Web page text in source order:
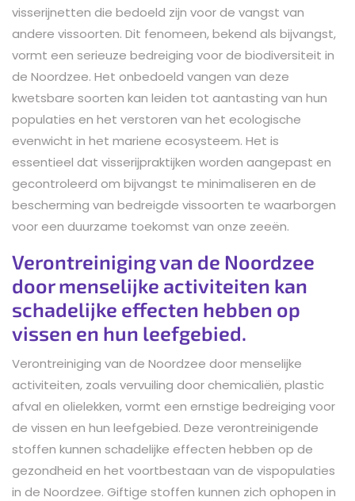
visserijnetten die bedoeld zijn voor de vangst van
andere vissoorten. Dit fenomeen, bekend als bijvangst,
vormt een serieuze bedreiging voor de biodiversiteit in
de Noordzee. Het onbedoeld vangen van deze
kwetsbare soorten kan leiden tot aantasting van hun
populaties en het verstoren van het ecologische
evenwicht in het mariene ecosysteem. Het is
essentieel dat visserijpraktijken worden aangepast en
gecontroleerd om bijvangst te minimaliseren en de
bescherming van bedreigde vissoorten te waarborgen
voor een duurzame toekomst van onze zeeën.
Verontreiniging van de Noordzee
door menselijke activiteiten kan
schadelijke effecten hebben op
vissen en hun leefgebied.
Verontreiniging van de Noordzee door menselijke
activiteiten, zoals vervuiling door chemicaliën, plastic
afval en olielekken, vormt een ernstige bedreiging voor
de vissen en hun leefgebied. Deze verontreinigende
stoffen kunnen schadelijke effecten hebben op de
gezondheid en het voortbestaan van de vispopulaties
in de Noordzee. Giftige stoffen kunnen zich ophopen in